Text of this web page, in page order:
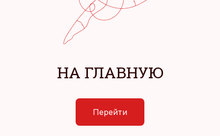
НА ГЛАВНУЮ
Перейти